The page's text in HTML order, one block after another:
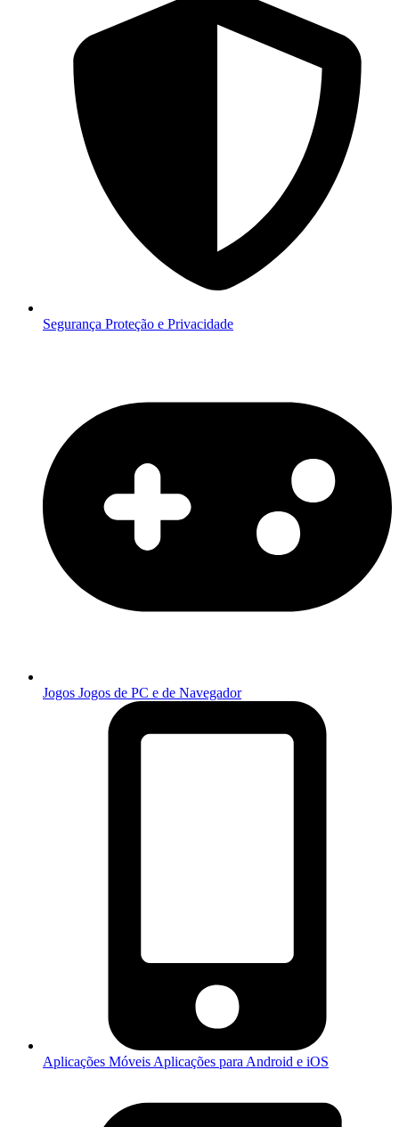
Segurança Proteção e Privacidade
Jogos Jogos de PC e de Navegador
Aplicações Móveis Aplicações para Android e iOS